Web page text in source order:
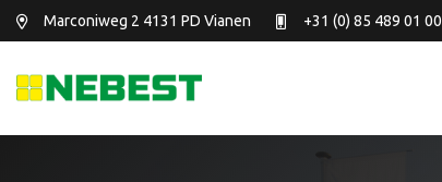
Marconiweg 2 4131 PD Vianen +31 (0) 85 489 01 00